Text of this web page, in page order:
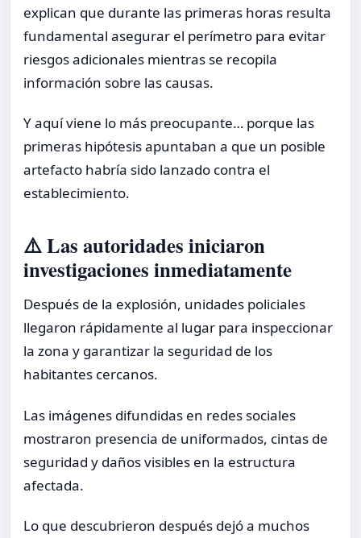
explican que durante las primeras horas resulta
fundamental asegurar el perímetro para evitar
riesgos adicionales mientras se recopila
información sobre las causas.
Y aquí viene lo más preocupante… porque las
primeras hipótesis apuntaban a que un posible
artefacto habría sido lanzado contra el
establecimiento.
⚠️ Las autoridades iniciaron
investigaciones inmediatamente
Después de la explosión, unidades policiales
llegaron rápidamente al lugar para inspeccionar
la zona y garantizar la seguridad de los
habitantes cercanos.
Las imágenes difundidas en redes sociales
mostraron presencia de uniformados, cintas de
seguridad y daños visibles en la estructura
afectada.
Lo que descubrieron después dejó a muchos